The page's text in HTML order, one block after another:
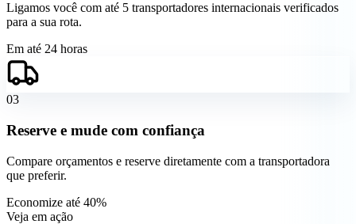
Ligamos você com até 5 transportadores internacionais verificados
para a sua rota.
Em até 24 horas
03
Reserve e mude com confiança
Compare orçamentos e reserve diretamente com a transportadora
que preferir.
Economize até 40%
Veja em ação